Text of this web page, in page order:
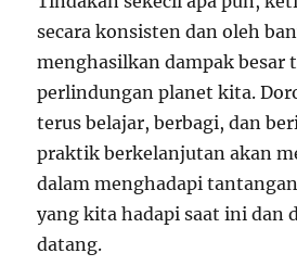
secara konsisten dan oleh
menghasilkan dampak besar
perlindungan planet kita.
terus belajar, berbagi, dan
praktik berkelanjutan akan
dalam menghadapi
yang kita hadapi saat ini dan
datang.